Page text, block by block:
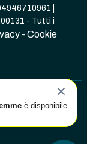
|
- Tutti i
- Cookie
è disponibile